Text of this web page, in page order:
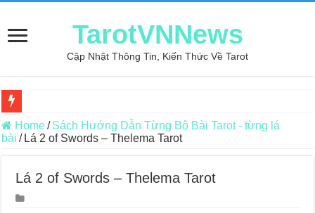
TarotVNNews
Cập Nhật Thông Tin, Kiến Thức Về Tarot
Review may áo thun tại xưởng may Dony
Konxari Cards – Trải Nghiệm Kết Nối Với Thế Giới Tâm Linh
Querent Tìm Đến Nhiều Tarot Reader Nhưng Không Thấy Thỏa
Home/ Sách Hướng Dẫn Từng Bộ Bài Tarot - từng lá
bài / Lá 2 of Swords – Thelema Tarot
Lá 2 of Swords – Thelema Tarot